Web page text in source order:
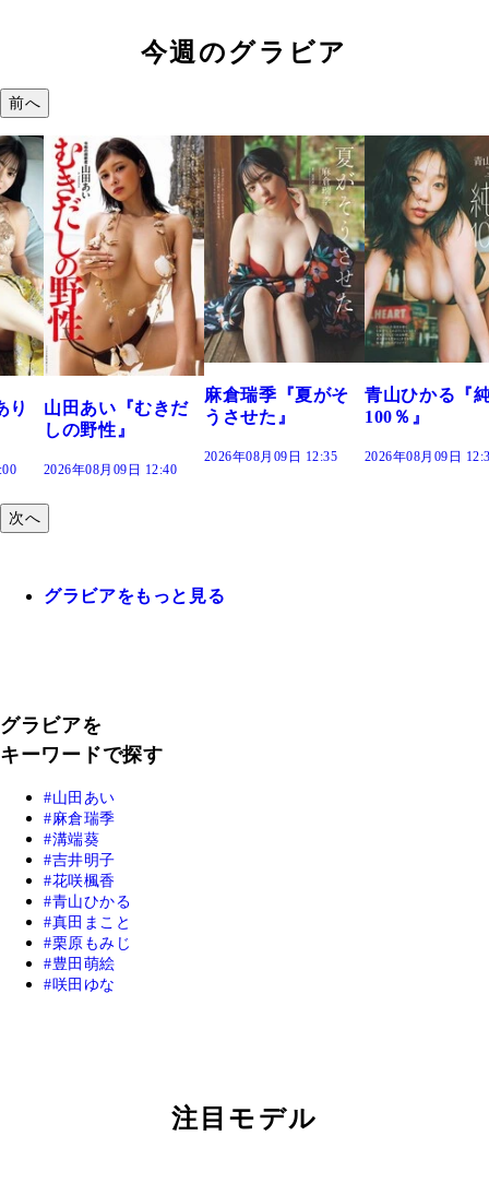
今週のグラビア
前へ
山田あい『むきだ
しの野性』
2026年08月09日 12:40
麻倉瑞季『夏がそ
うさせた』
2026年08月09日 12:35
青山ひかる『
100％』
2026年08月09日
り
次へ
グラビアをもっと見る
グラビアを
キーワードで探す
山田あい
麻倉瑞季
溝端葵
吉井明子
花咲楓香
青山ひかる
真田まこと
栗原もみじ
豊田萌絵
咲田ゆな
注目モデル